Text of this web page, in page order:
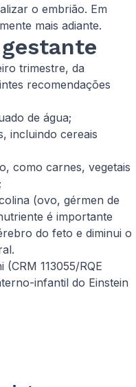
o embrião. Em
mais adiante.
trimestre, da
recomendações
de água;
incluindo cereais
como carnes, vegetais
(ovo, gérmen de
é importante
do feto e diminui o
(CRM 113055/RQE
infantil do Einstein